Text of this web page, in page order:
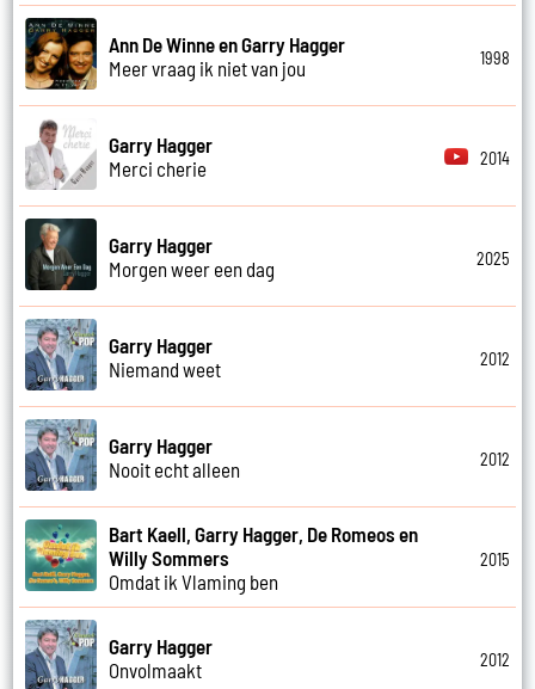
Ann De Winne en Garry Hagger
Meer vraag ik niet van jou
1998
Garry Hagger
Merci cherie
2014
Garry Hagger
Morgen weer een dag
2025
Garry Hagger
Niemand weet
2012
Garry Hagger
Nooit echt alleen
2012
Bart Kaell, Garry Hagger, De Romeos en
Willy Sommers
Omdat ik Vlaming ben
2015
Garry Hagger
Onvolmaakt
2012